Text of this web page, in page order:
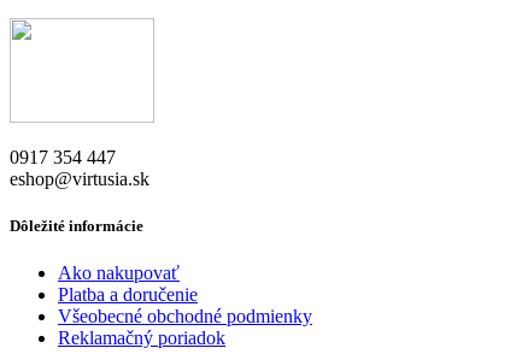
0917 354 447
eshop@virtusia.sk
Dôležité informácie
Ako nakupovať
Platba a doručenie
Všeobecné obchodné podmienky
Reklamačný poriadok